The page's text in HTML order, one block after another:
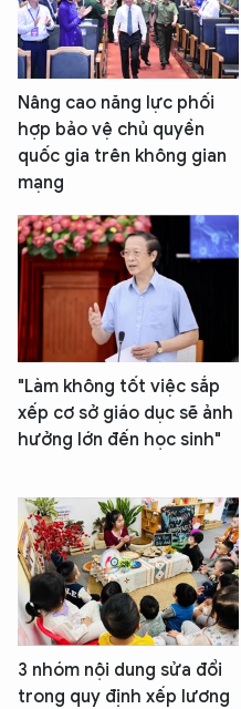
Nâng cao năng lực phối
hợp bảo vệ chủ quyền
quốc gia trên không gian
mạng
"Làm không tốt việc sắp
xếp cơ sở giáo dục sẽ ảnh
hưởng lớn đến học sinh"
3 nhóm nội dung sửa đổi
trong quy định xếp lương